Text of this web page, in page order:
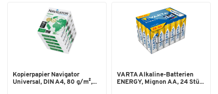
Kopierpapier Navigator
Universal, DIN A4, 80 g/m²,...
VARTA Alkaline-Batterien
ENERGY, Mignon AA, 24 Stü...